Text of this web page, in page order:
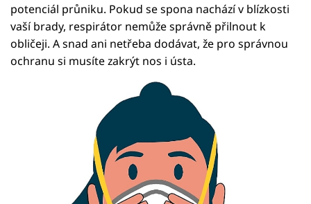
potenciál průniku. Pokud se spona nachází v blízkosti
vaší brady, respirátor nemůže správně přilnout k
obličeji. A snad ani netřeba dodávat, že pro správnou
ochranu si musíte zakrýt nos i ústa.